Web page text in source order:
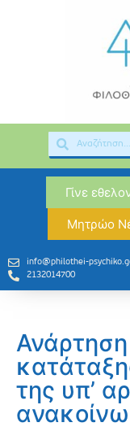
Γίνε
Μητρώο
info@philothei-
2132014700
της υπ’